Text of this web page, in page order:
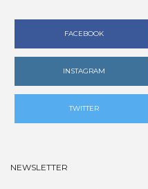
FACEBOOK
INSTAGRAM
TWITTER
NEWSLETTER